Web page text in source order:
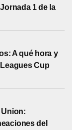
1 de la
A qué hora y
Cup
del